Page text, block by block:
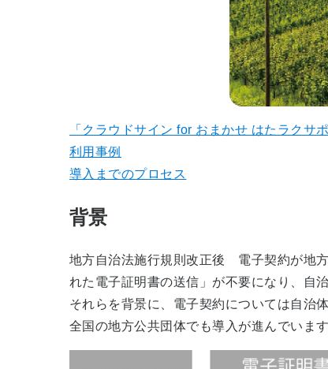
「クラウドサイン for おまかせ はたラクサ
利用事例
導入までのプロセス
背景
地方自治法施行規則改正後 電子契約が地
れた電子証明書の送信」が不要になり、自
それらを背景に、電子契約については自治
全国の地方公共団体でも導入が進んでいます